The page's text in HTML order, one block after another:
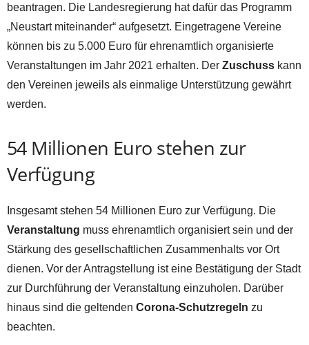
beantragen. Die Landesregierung hat dafür das Programm
„Neustart miteinander“ aufgesetzt. Eingetragene Vereine
können bis zu 5.000 Euro für ehrenamtlich organisierte
Veranstaltungen im Jahr 2021 erhalten. Der Zuschuss kann
den Vereinen jeweils als einmalige Unterstützung gewährt
werden.
54 Millionen Euro stehen zur
Verfügung
Insgesamt stehen 54 Millionen Euro zur Verfügung. Die
Veranstaltung muss ehrenamtlich organisiert sein und der
Stärkung des gesellschaftlichen Zusammenhalts vor Ort
dienen. Vor der Antragstellung ist eine Bestätigung der Stadt
zur Durchführung der Veranstaltung einzuholen. Darüber
hinaus sind die geltenden Corona-Schutzregeln zu
beachten.